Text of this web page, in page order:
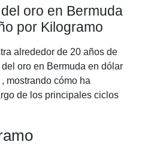
oro en Bermuda
por Kilogramo
alrededor de 20 años de
oro en Bermuda en dólar
mostrando cómo ha
de los principales ciclos